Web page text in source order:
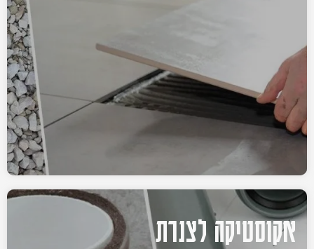
אקוסטיקה לצנרת